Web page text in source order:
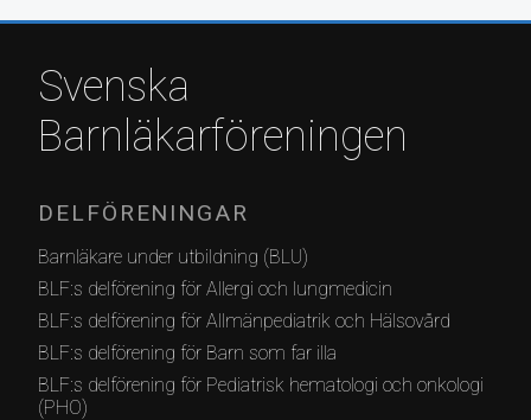
Svenska
Barnläkarföreningen
DELFÖRENINGAR
Barnläkare under utbildning (BLU)
BLF:s delförening för Allergi och lungmedicin
BLF:s delförening för Allmänpediatrik och Hälsovård
BLF:s delförening för Barn som far illa
BLF:s delförening för Pediatrisk hematologi och onkologi
(PHO)